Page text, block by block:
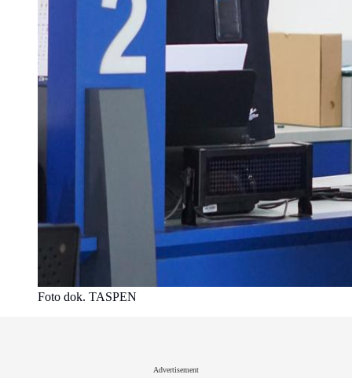
Foto dok. TASPEN
Advertisement